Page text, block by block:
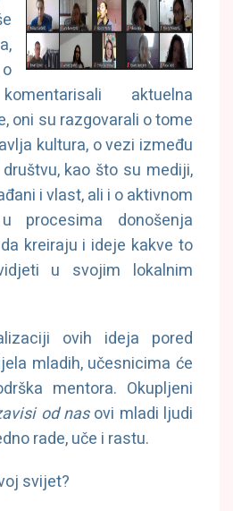
aktuelna
oni su razgovarali o tome
kultura, o vezi između
kao što su mediji,
i vlast, ali i o aktivnom
procesima donošenja
kreiraju i ideje kakve to
u svojim lokalnim
ovih ideja pored
mladih, učesnicima će
mentora. Okupljeni
od nasovi mladi ljudi
rade, uče i rastu.
svijet?